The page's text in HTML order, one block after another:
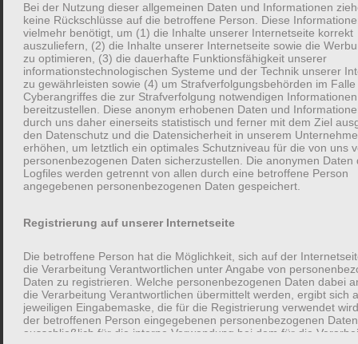
oder
Offen: Wie hast du die Geburt deines ersten Kindes erlebt?
Was sind also gute Fragen für ein gutes Gespräch?
Ein gutes Gespräch besteht aus
anschließenden Folgefragen.
Fragen sollten dabei offen gestellt sein, um das Gespräch
weniger zu lenken und Antworten und Themen nicht
Bei der Nutzung dieser allgemeinen Daten und Informationen
keine Rückschlüsse auf die betroffene Person. Diese
vielmehr benötigt, um (1) die Inhalte unserer Internetseite korrekt
auszuliefern, (2) die Inhalte unserer Internetseite sowie die
zu optimieren, (3) die dauerhafte Funktionsfähigkeit unserer
informationstechnologischen Systeme und der Technik unserer
zu gewährleisten sowie (4) um Strafverfolgungsbehörden im
Cyberangriffes die zur Strafverfolgung notwendigen Informationen
bereitzustellen. Diese anonym erhobenen Daten und
durch uns daher einerseits statistisch und ferner mit dem Ziel
den Datenschutz und die Datensicherheit in unserem
erhöhen, um letztlich ein optimales Schutzniveau für die von uns
personenbezogenen Daten sicherzustellen. Die anonymen Daten
Logfiles werden getrennt von allen durch eine betroffene Person
angegebenen personenbezogenen Daten gespeichert.
Registrierung auf unserer Internetseite
Die betroffene Person hat die Möglichkeit, sich auf der
die Verarbeitung Verantwortlichen unter Angabe von
Daten zu registrieren. Welche personenbezogenen Daten dabei
die Verarbeitung Verantwortlichen übermittelt werden, ergibt sich
jeweiligen Eingabemaske, die für die Registrierung verwendet
der betroffenen Person eingegebenen personenbezogenen
ausschließlich für die interne Verwendung bei dem für die